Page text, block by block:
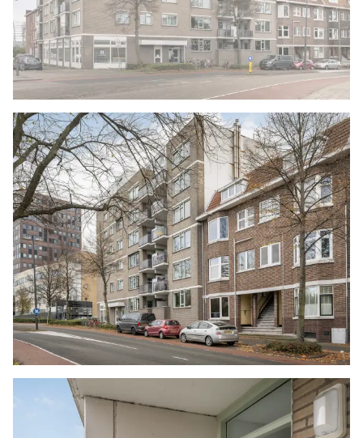
Woonoppervlakte
De Meetinstructie is gebaseerd op de NEN2580.
De Meetinstructie is bedoeld om een meer
eenduidige manier van meten toe te passen voor
het geven van een indicatie van de
gebruiksoppervlakte. De Meetinstructie sluit
verschillen in meetuitkomsten niet volledig uit,
door bijvoorbeeld interpretatieverschillen,
afrondingen of beperkingen bij het uitvoeren
van de meting. Indien de exacte maten voor een
koper van cruciaal belang zijn, adviseren wij
deze zelf na te meten. De (kandidaat)koper(s)
zullen, indien gewenst, daartoe in de
gelegenheid gesteld worden op een passend
moment teneinde teleurstellingen en schade te
voorkomen.
Ouderdomsclausule
Bij woningen ouder dan 30 jaar zal er standaard
in de koopakte een ouderdomsclausule worden
opgenomen.